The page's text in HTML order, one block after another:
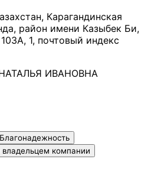
Карагандинская
район имени Казыбек Би,
1, почтовый индекс
ИВАНОВНА
Благонадежность
компании